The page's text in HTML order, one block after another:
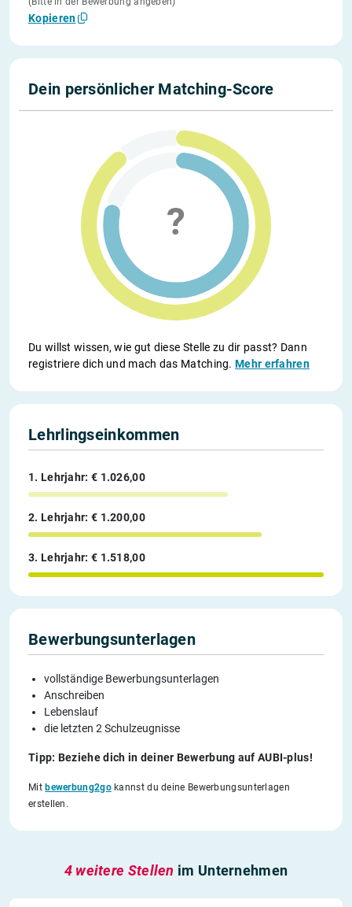
Kopieren
Dein persönlicher Matching-Score
Du willst wissen, wie gut diese Stelle zu dir passt? Dann
registriere dich und mach das Matching.Mehr erfahren
Lehrlingseinkommen
1. Lehrjahr: € 1.026,00
2. Lehrjahr: € 1.200,00
3. Lehrjahr: € 1.518,00
Bewerbungsunterlagen
vollständige Bewerbungsunterlagen
Anschreiben
Lebenslauf
die letzten 2 Schulzeugnisse
Tipp: Beziehe dich in deiner Bewerbung auf AUBI-plus!
Mit bewerbung2gokannst du deine Bewerbungsunterlagen
erstellen.
4 weitere Stellen im Unternehmen